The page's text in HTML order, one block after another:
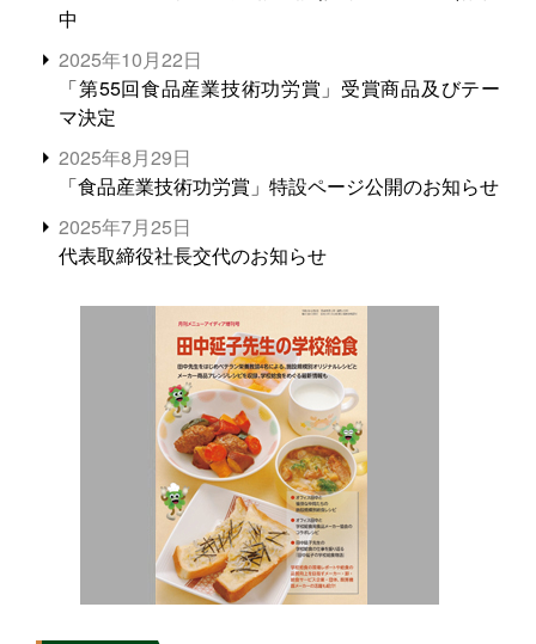
中
2025年10月22日
「第55回食品産業技術功労賞」受賞商品及びテー
マ決定
2025年8月29日
「食品産業技術功労賞」特設ページ公開のお知らせ
2025年7月25日
代表取締役社長交代のお知らせ